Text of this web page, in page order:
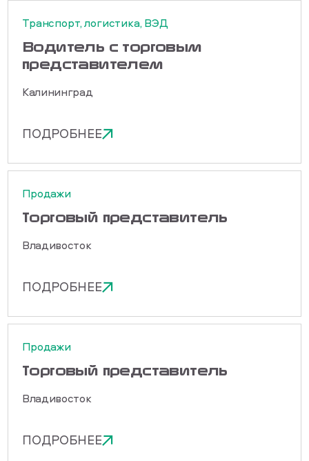
Транспорт, логистика, ВЭД
Водитель с торговым
представителем
Калининград
ПОДРОБНЕЕ
Продажи
Торговый представитель
Владивосток
ПОДРОБНЕЕ
Продажи
Торговый представитель
Владивосток
ПОДРОБНЕЕ